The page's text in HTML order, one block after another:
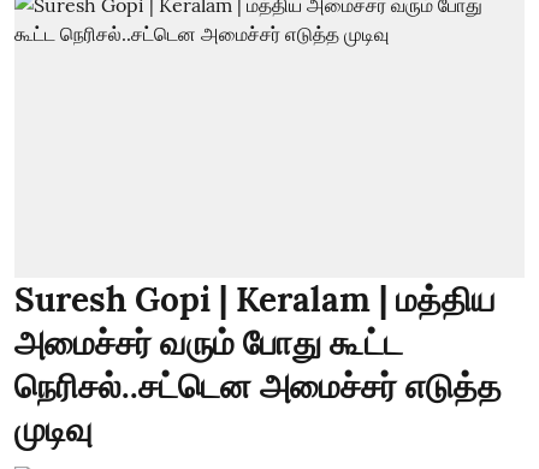
Suresh Gopi | Keralam | மத்திய
அமைச்சர் வரும் போது கூட்ட
நெரிசல்..சட்டென அமைச்சர் எடுத்த
முடிவு